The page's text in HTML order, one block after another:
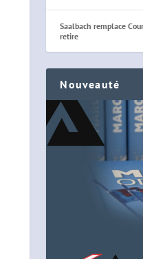
Saalbach remplace
retire
Nouveauté